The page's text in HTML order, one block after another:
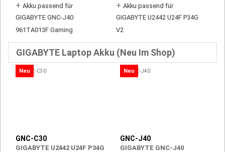
+ Akku passend für
GIGABYTE GNC-J40
961TA013F Gaming
+ Akku passend für
GIGABYTE U2442 U24F P34G
V2
GIGABYTE Laptop Akku (Neu Im Shop)
Neu
GNC-C30
GIGABYTE U2442 U24F P34G
Neu
GNC-J40
GIGABYTE GNC-J40